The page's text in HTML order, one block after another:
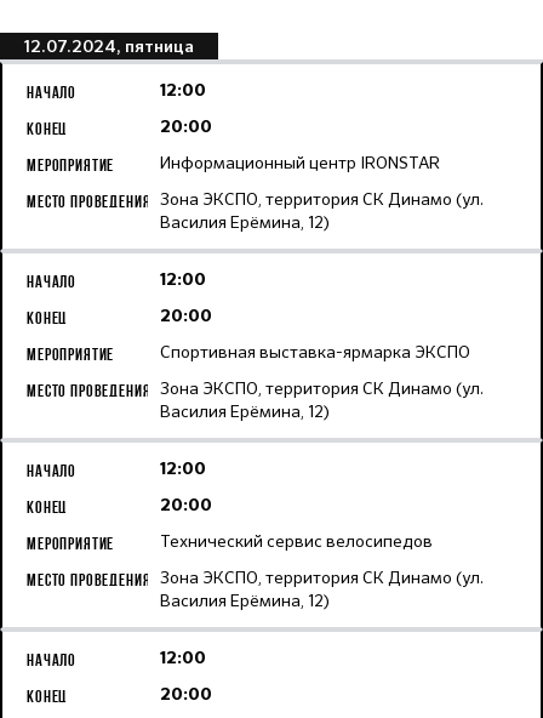
12.07.2024, пятница
12:00
20:00
Информационный центр IRONSTAR
Зона ЭКСПО, территория СК Динамо (ул.
Василия Ерёмина, 12)
12:00
20:00
Спортивная выставка-ярмарка ЭКСПО
Зона ЭКСПО, территория СК Динамо (ул.
Василия Ерёмина, 12)
12:00
20:00
Технический сервис велосипедов
Зона ЭКСПО, территория СК Динамо (ул.
Василия Ерёмина, 12)
12:00
20:00